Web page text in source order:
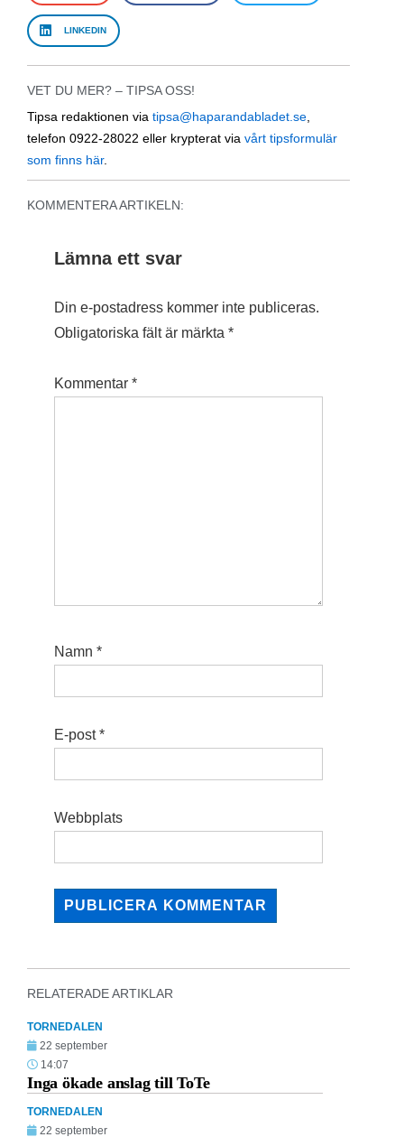
LINKEDIN
VET DU MER? – TIPSA OSS!
Tipsa redaktionen via tipsa@haparandabladet.se
telefon 0922-28022 eller krypterat via vårt tipsformulär
som finns här.
KOMMENTERA ARTIKELN:
Lämna ett svar
Din e-postadress kommer inte publiceras.
Obligatoriska fält är märkta *
Kommentar *
Namn *
E-post *
Webbplats
RELATERADE ARTIKLAR
TORNEDALEN
22 september
14:07
Inga ökade anslag till ToTe
TORNEDALEN
22 september